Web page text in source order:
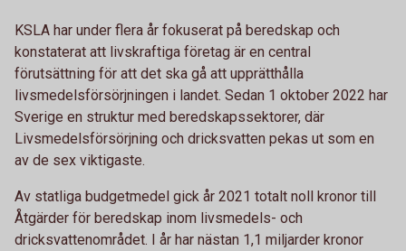
KSLA har under flera år fokuserat på beredskap och
konstaterat att livskraftiga företag är en central
förutsättning för att det ska gå att upprätthålla
livsmedelsförsörjningen i landet. Sedan 1 oktober 2022 har
Sverige en struktur med beredskapssektorer, där
Livsmedelsförsörjning och dricksvatten pekas ut som en
av de sex viktigaste.
Av statliga budgetmedel gick år 2021 totalt noll kronor till
Åtgärder för beredskap inom livsmedels- och
dricksvattenområdet. I år har nästan 1,1 miljarder kronor